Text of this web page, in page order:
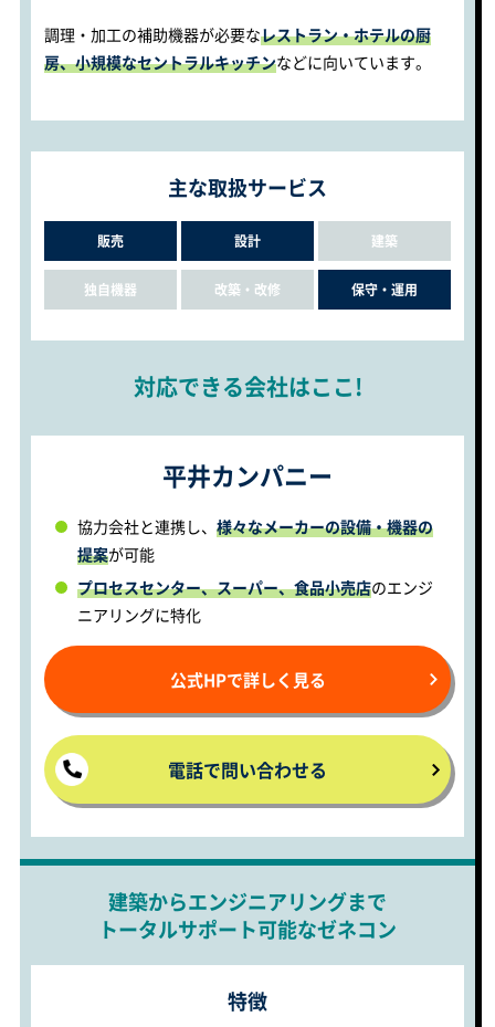
調理・加工の補助機器が必要なレストラン・ホテルの厨
房、小規模なセントラルキッチンなどに向いています。
主な取扱サービス
販売 設計 建築
独自機器 改築・改修 保守・運用
対応できる会社はここ!
平井カンパニー
協力会社と連携し、 様々なメーカーの設備・機器の
提案が可能
プロセスセンター、スーパー、食品小売店のエンジ
ニアリングに特化
公式HPで詳しく見る
電話で問い合わせる
建築からエンジニアリングまで
トータルサポート可能なゼネコン
特徴